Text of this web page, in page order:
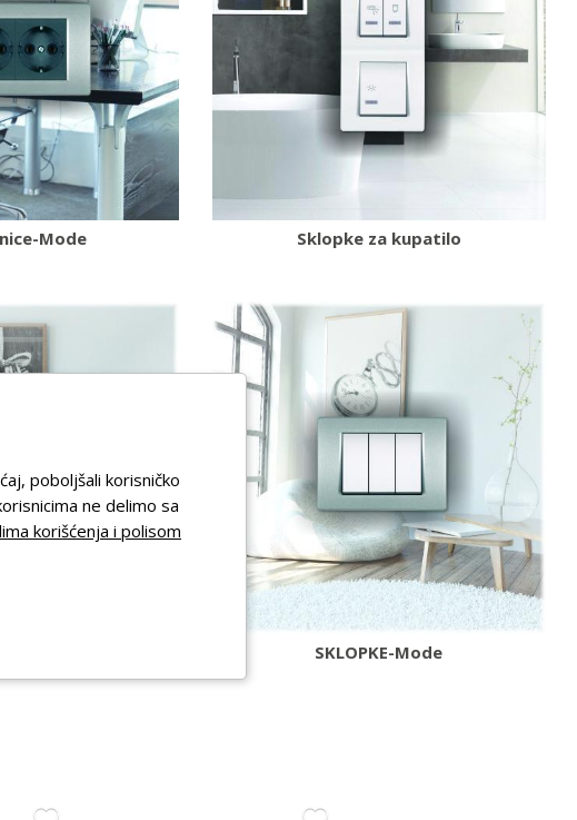
Mode Sklopke za kupatilo
SKLOPKE-Mode
poboljšali korisničko
ne delimo sa
korišćenja i polisom